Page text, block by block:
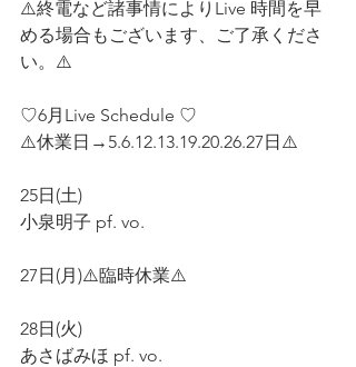
⚠️終電など諸事情によりLive 時間を早
める場合もございます、ご了承くださ
い。⚠️
♡6月Live Schedule ♡
⚠️休業日→5.6.12.13.19.20.26.27日⚠️
25日(土)
小泉明子 pf. vo.
27日(月)⚠️臨時休業⚠️
28日(火)
あさばみほ pf. vo.